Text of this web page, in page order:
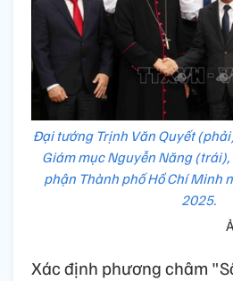
Đại tướng Trịnh Văn Quyết
Giám mục Nguyễn Năng (trái),
phận Thành phố Hồ Chí Minh
2025.
Xác định phương châm